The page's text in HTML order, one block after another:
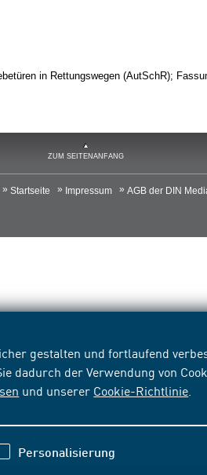
gestalten und fortlaufend
dadurch der Verwendung von
und unserer Cookie-Richtlinie
Personalisierung
in Rettungswegen (AutSchR);
ZUM SEITENANFANG
Startseite Impressum AGB der DIN